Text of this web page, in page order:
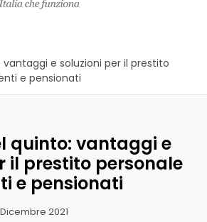
e soluzioni per il prestito
e pensionati
quinto: vantaggi e
il prestito personale
e pensionati
Dicembre 2021